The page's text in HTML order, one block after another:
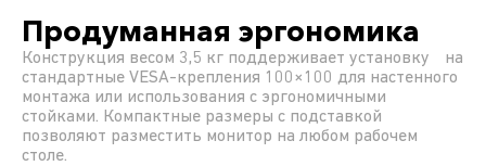
Продуманная эргономика
Конструкция весом 3,5 кг поддерживает установку на
стандартные VESA-крепления 100×100 для настенного
монтажа или использования с эргономичными
стойками. Компактные размеры с подставкой
позволяют разместить монитор на любом рабочем
столе.